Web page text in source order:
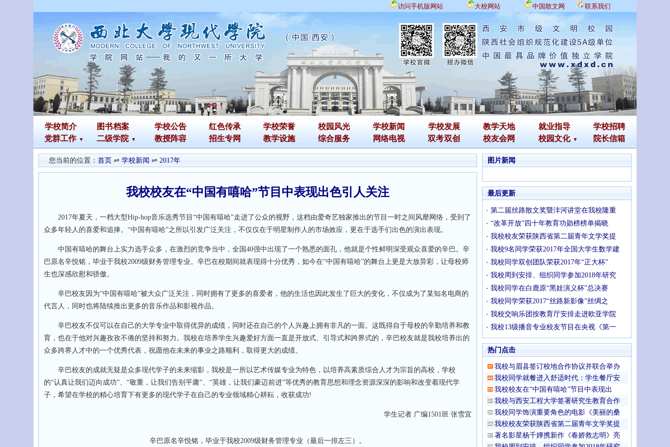
访问手机版网站 大校网站 中国散文网 联系我们
学校简介 图书档案 学校公告 红色传承 学校荣誉 校园风光 学校新闻 学校发展 教学天地 就业指导
学校招聘
党群工作
二级学院 教授阵容 招生专网 教学设施 综合服务 网络电视 双考双创 校友会网 校园文化 院长信箱
您当前的位置： 首页 ⇌ 学校新闻 ⇌ 2017年
我校校友在“中国有嘻哈”节目中表现出色引人关注
2017年夏天，一档大型Hip-hop音乐选秀节目“中国有嘻哈”走进了公众的视野，这档由爱奇艺独家推出的节目一时之间风靡网络，受到了
众多年轻人的喜爱和追捧。“中国有嘻哈”之所以引发广泛关注，不仅仅在于明星制作人的市场效应，更在于选手们出色的演出表现。
中国有嘻哈的舞台上实力选手众多，在激烈的竞争当中，全国40强中出现了一个熟悉的面孔，他就是个性鲜明深受观众喜爱的辛巴。辛
巴原名辛悦铭，毕业于我校2009级财务管理专业。辛巴在校期间就表现得十分优秀，如今在“中国有嘻哈”的舞台上更是大放异彩，让母校师
生也深感欣慰和骄傲。
辛巴校友因为“中国有嘻哈”被大众广泛关注，同时拥有了更多的喜爱者，他的生活也因此发生了巨大的变化，不仅成为了某知名电商的
代言人，同时也将陆续推出更多的音乐作品和影视作品。
辛巴校友不仅可以在自己的大学专业中取得优异的成绩，同时还在自己的个人兴趣上拥有非凡的一面。这既得自于母校的辛勤培养和教
育，也在于他对兴趣孜孜不倦的坚持和努力。我校在培养学生兴趣爱好方面一直是开放式、引导式和跨界式的，辛巴校友就是我校培养出的
众多跨界人才中的一个优秀代表，祝愿他在未来的事业之路顺利，取得更大的成绩。
辛巴校友的成就无疑是众多现代学子的未来缩影，我校是一所以艺术传媒专业为特色，以培养高素质综合人才为宗旨的高校，学校
的“认真让我们迈向成功”、“敬重，让我们告别平庸”、“英雄，让我们豪迈前进”等优秀的教育思想和理念资源深深的影响和改变着现代学
子，希望在学校的精心培育下有更多的现代学子在自己的专业领域精心耕耘，收获成功!
学生记者 广编1501班 张雪宜
辛巴原名辛悦铭，毕业于我校2009级财务管理专业（最后一排左三）。
图片新闻
最后更新
第二届丝路散文奖暨沣河讲堂在我校隆重
“改革开放”四十年教育功勋榜榜单揭晓
我校校友荣获陕西省第二届青年文学奖提
我校9名同学荣获2017年全国大学生数学建
我校同学双创团队荣获2017年“正大杯”
我校周到安排、组织同学参加2018年研究
我校同学在白鹿原“黑娃演义杯”总决赛
我校同学荣获2017“丝路新影像”丝绸之
我校交响乐团按教育厅安排走进欧亚学院
我校13级播音专业校友节目在央视《第一
热门点击
我校与眉县签订校地合作协议并联合举办
我校同学就餐进入舒适时代：学生餐厅安
我校校友在“中国有嘻哈”节目中表现出
我校与西安工程大学签署研究生教育合作
我校同学饰演重要角色的电影《美丽的桑
我校校友荣获陕西省第二届青年文学奖提
著名影星杨千嬅携新作《春娇救志明》亮